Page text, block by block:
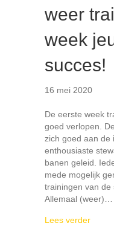
weer
week
succes!
16 mei 2020
De eerste week
goed verlopen.
zich goed aan de
enthousiaste
banen geleid.
mede mogelijk
trainingen van de
Allemaal (weer)…
Lees verderabout